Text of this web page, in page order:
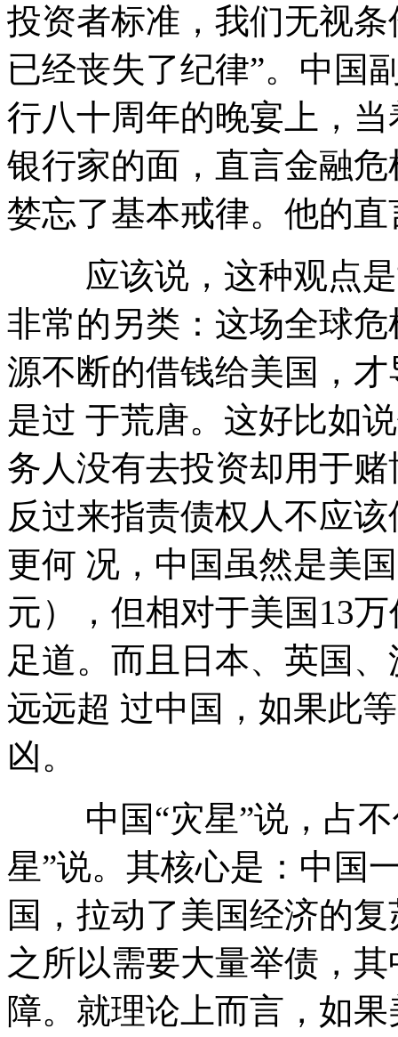
投资者标准，我们无视
已经丧失了纪律”。中国
行八十周年的晚宴上，
银行家的面，直言金融
婪忘了基本戒律。他的
应该说，这种观点是
非常的另类：这场全球
源不断的借钱给美国，
是过 于荒唐。这好比如
务人没有去投资却用于
反过来指责债权人不应
更何 况，中国虽然是美
元），但相对于美国13
足道。而且日本、英国
远远超 过中国，如果此
凶。
中国“灾星”说，占不
星”说。其核心是：中国
国，拉动了美国经济的
之所以需要大量举债，
障。就理论上而言，如